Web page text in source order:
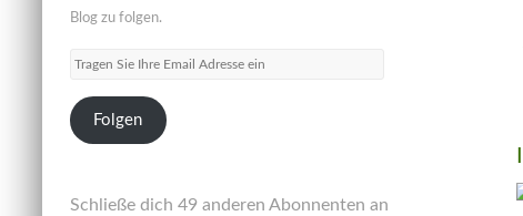
Blog zu folgen.
Tragen
Ihre
Email
Folgen
Schließe dich 49 anderen Abonnenten an